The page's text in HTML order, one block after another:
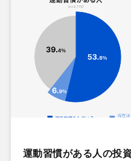
運動習慣がある人の投